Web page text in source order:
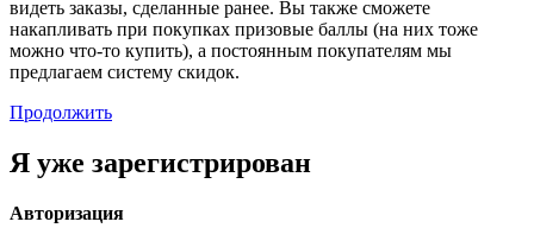
видеть заказы, сделанные ранее. Вы также сможете
накапливать при покупках призовые баллы (на них тоже
можно что-то купить), а постоянным покупателям мы
предлагаем систему скидок.
Продолжить
Я уже зарегистрирован
Авторизация